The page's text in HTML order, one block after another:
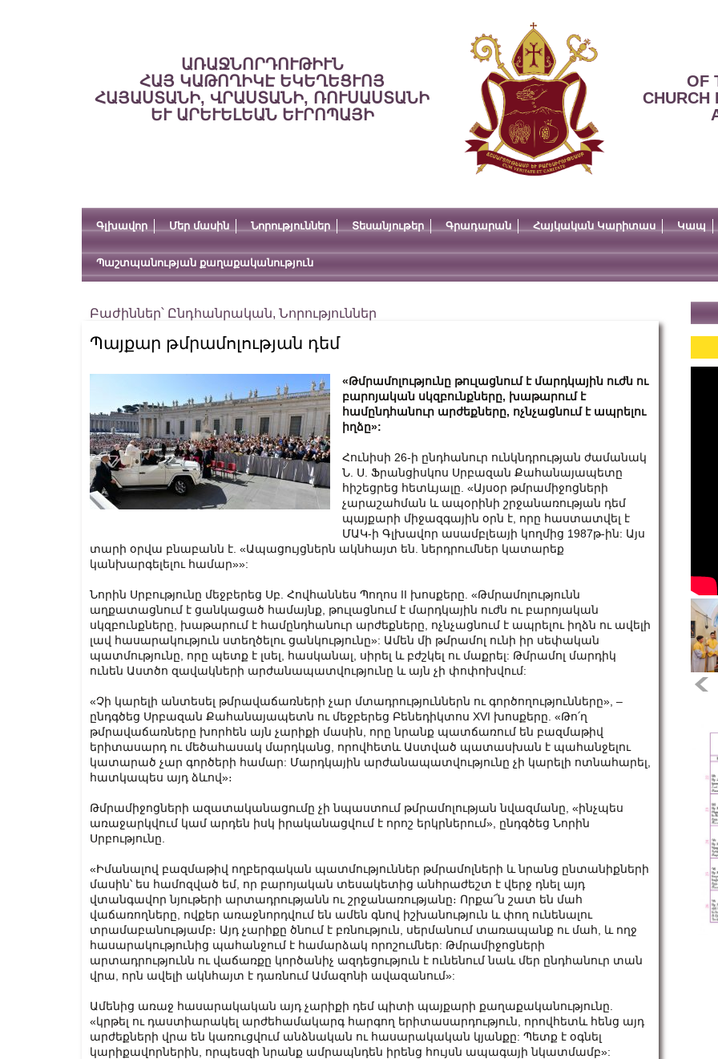
ԱՌԱՋՆՈՐԴՈՒԹԻՒՆ
ՀԱՅ ԿԱԹՈՂԻԿԷ ԵԿԵՂԵՑՒՈՅ
ՀԱՅԱՍՏԱՆԻ, ՎՐԱՍՏԱՆԻ, ՌՈՒՍԱՍՏԱՆԻ
ԵՒ ԱՐԵՒԵԼԵԱՆ ԵՒՐՈՊԱՅԻ
OF
CHURCH
Գլխավոր Մեր մասին Նորություններ Տեսանյութեր Գրադարան Հայկական Կարիտաս Կապ
Պաշտպանության քաղաքականություն
Բաժիններ՝ Ընդհանրական, Նորություններ
Պայքար թմրամոլության դեմ
«Թմրամոլությունը թուլացնում է մարդկային ուժն ու
բարոյական սկզբունքները, խաթարում է
համընդհանուր արժեքները, ոչնչացնում է ապրելու
իղձը»:
Հունիսի 26-ի ընդհանուր ունկնդրության ժամանակ
Ն. Ս. Ֆրանցիսկոս Սրբազան Քահանայապետը
հիշեցրեց հետևյալը. «Այսօր թմրամիջոցների
չարաշահման և ապօրինի շրջանառության դեմ
պայքարի միջազգային օրն է, որը հաստատվել է
ՄԱԿ-ի Գլխավոր ասամբլեայի կողմից 1987թ-ին: Այս
տարի օրվա բնաբանն է. «Ապացույցներն ակնհայտ են. ներդրումներ կատարեք
կանխարգելելու համար»»:
Նորին Սրբությունը մեջբերեց Սբ. Հովհաննես Պողոս II խոսքերը. «Թմրամոլությունն
աղքատացնում է ցանկացած համայնք, թուլացնում է մարդկային ուժն ու բարոյական
սկզբունքները, խաթարում է համընդհանուր արժեքները, ոչնչացնում է ապրելու իղձն ու ավելի
լավ հասարակություն ստեղծելու ցանկությունը»: Ամեն մի թմրամոլ ունի իր սեփական
պատմությունը, որը պետք է լսել, հասկանալ, սիրել և բժշկել ու մաքրել: Թմրամոլ մարդիկ
ունեն Աստծո զավակների արժանապատվությունը և այն չի փոփոխվում:
«Չի կարելի անտեսել թմրավաճառների չար մտադրություններն ու գործողությունները», –
ընդգծեց Սրբազան Քահանայապետն ու մեջբերեց Բենեդիկտոս XVI խոսքերը. «Թո՛ղ
թմրավաճառները խորհեն այն չարիքի մասին, որը նրանք պատճառում են բազմաթիվ
երիտասարդ ու մեծահասակ մարդկանց, որովհետև Աստված պատասխան է պահանջելու
կատարած չար գործերի համար: Մարդկային արժանապատվությունը չի կարելի ոտնահարել,
հատկապես այդ ձևով»։
Թմրամիջոցների ազատականացումը չի նպաստում թմրամոլության նվազմանը, «ինչպես
առաջարկվում կամ արդեն իսկ իրականացվում է որոշ երկրներում», ընդգծեց Նորին
Սրբությունը.
«Իմանալով բազմաթիվ ողբերգական պատմություններ թմրամոլների և նրանց ընտանիքների
մասին՝ ես համոզված եմ, որ բարոյական տեսակետից անհրաժեշտ է վերջ դնել այդ
վտանգավոր նյութերի արտադրությանն ու շրջանառությանը։ Որքա՜ն շատ են մահ
վաճառողները, ովքեր առաջնորդվում են ամեն գնով իշխանություն և փող ունենալու
տրամաբանությամբ։ Այդ չարիքը ծնում է բռնություն, սերմանում տառապանք ու մահ, և ողջ
հասարակությունից պահանջում է համարձակ որոշումներ: Թմրամիջոցների
արտադրությունն ու վաճառքը կործանիչ ազդեցություն է ունենում նաև մեր ընդհանուր տան
վրա, որն ավելի ակնհայտ է դառնում Ամազոնի ավազանում»:
Ամենից առաջ հասարակական այդ չարիքի դեմ պիտի պայքարի քաղաքականությունը.
«կրթել ու դաստիարակել արժեհամակարգ հարգող երիտասարդություն, որովհետև հենց այդ
արժեքների վրա են կառուցվում անձնական ու հասարակական կյանքը: Պետք է օգնել
կարիքավորներին, որպեսզի նրանք ամրապնդեն իրենց հույսն ապագայի նկատմամբ»: